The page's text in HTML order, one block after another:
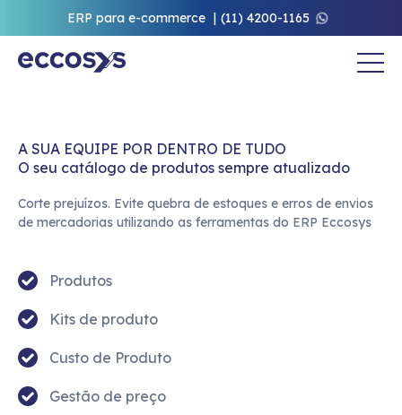
ERP para e-commerce (11) 4200-1165
A SUA EQUIPE POR DENTRO DE TUDO
O seu catálogo de produtos sempre atualizado
Corte prejuízos. Evite quebra de estoques e erros de envios
de mercadorias utilizando as ferramentas do ERP Eccosys
Produtos
Kits de produto
Custo de Produto
Gestão de preço